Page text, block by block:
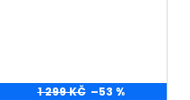
1 299 KČ –53 %